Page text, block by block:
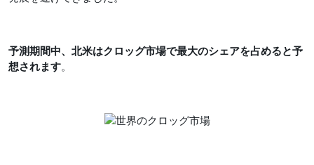
予測期間中、北米はクロッグ市場で最大のシェアを占めると予
想されます。